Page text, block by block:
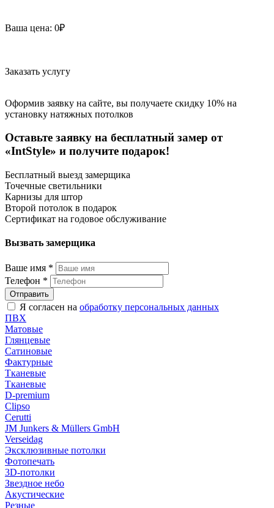
Ваша цена: 0₽
Заказать услугу
Оформив заявку на сайте, вы получаете скидку 10% на
установку натяжных потолков
Оставьте заявку на бесплатный замер от
«IntStyle» и получите подарок!
Бесплатный выезд замерщика
Точечные светильники
Карнизы для штор
Второй потолок в подарок
Сертификат на годовое обслуживание
Вызвать замерщика
Ваше имя *
Телефон *
Я согласен на обработку персональных данных
ПВХ
Матовые
Глянцевые
Сатиновые
Фактурные
Тканевые
Тканевые
D-premium
Clipso
Cerutti
JM Junkers & Müllers GmbH
Verseidag
Эксклюзивные потолки
Фотопечать
3D-потолки
Звездное небо
Акустические
Резные